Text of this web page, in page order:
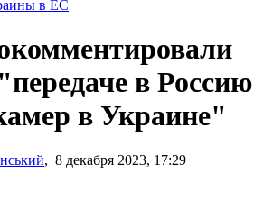
в ЕС
в Россию
в Украине"
, 8 декабря 2023, 17:29